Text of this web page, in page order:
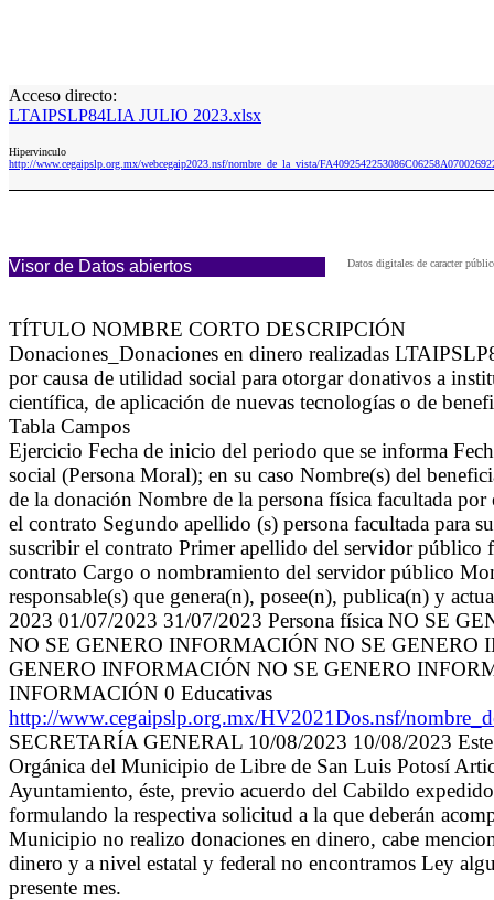
Acceso directo:
LTAIPSLP84LIA JULIO 2023.xlsx
Hipervinculo
http://www.cegaipslp.org.mx/webcegaip2023.nsf/nombre_de_la_vista/
Visor de Datos abiertos Datos digitales de caracter
TÍTULO NOMBRE CORTO DESCRIPCIÓN
Donaciones_Donaciones en dinero realizadas
por causa de utilidad social para otorgar donativos a
científica, de aplicación de nuevas tecnologías o de
Tabla Campos
Ejercicio Fecha de inicio del periodo que se informa
social (Persona Moral); en su caso Nombre(s) del
de la donación Nombre de la persona física facultada
el contrato Segundo apellido (s) persona facultada para
suscribir el contrato Primer apellido del servidor público
contrato Cargo o nombramiento del servidor público
responsable(s) que genera(n), posee(n), publica(n) y
2023 01/07/2023 31/07/2023 Persona física NO SE
NO SE GENERO INFORMACIÓN NO SE
GENERO INFORMACIÓN NO SE GENERO
INFORMACIÓN 0 Educativas
http://www.cegaipslp.org.mx/HV2021Dos.nsf/
SECRETARÍA GENERAL 10/08/2023 10/08/2023 Este
Orgánica del Municipio de Libre de San Luis Potosí
Ayuntamiento, éste, previo acuerdo del Cabildo
formulando la respectiva solicitud a la que deberán
Municipio no realizo donaciones en dinero, cabe
dinero y a nivel estatal y federal no encontramos Ley
presente mes.